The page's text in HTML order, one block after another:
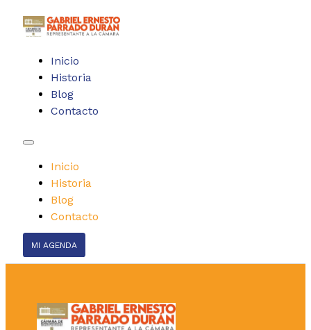
Inicio
Historia
Blog
Contacto
Inicio
Historia
Blog
Contacto
MI AGENDA